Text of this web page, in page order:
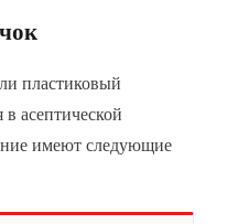
пластиковый
в асептической
имеют следующие